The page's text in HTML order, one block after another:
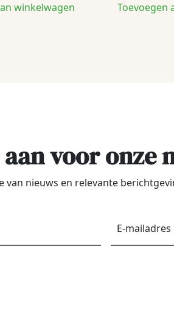
winkelwagen Toevoegen
voor onze
van nieuws en relevante